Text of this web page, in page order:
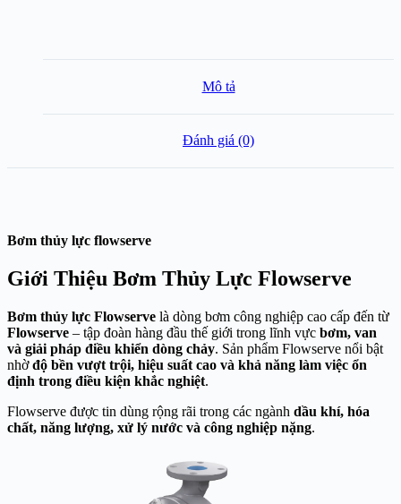
Mô tả
Đánh giá (0)
Bơm thủy lực flowserve
Giới Thiệu Bơm Thủy Lực Flowserve
Bơm thủy lực Flowserve là dòng bơm công nghiệp cao cấp đến từ
Flowserve – tập đoàn hàng đầu thế giới trong lĩnh vực bơm, van
và giải pháp điều khiển dòng chảy. Sản phẩm Flowserve nổi bật
nhờđộ bền vượt trội, hiệu suất cao và khả năng làm việc ổn
định trong điều kiện khắc nghiệt.
Flowserve được tin dùng rộng rãi trong các ngành dầu khí, hóa
chất, năng lượng, xử lý nước và công nghiệp nặng.